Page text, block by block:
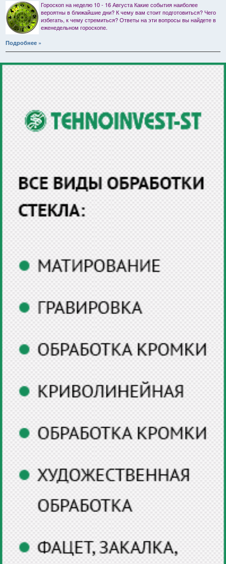
Гороскоп на неделю 10 - 16 Августа Какие события наиболее
вероятны в ближайшие дни? К чему вам стоит подготовиться? Чего
избегать, к чему стремиться? Ответы на эти вопросы вы найдете в
еженедельном гороскопе.
Подробнее »